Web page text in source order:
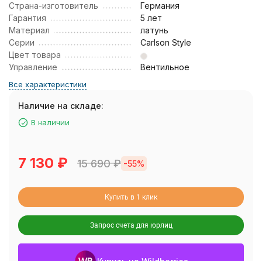
Страна-изготовитель
Германия
Гарантия
5 лет
Материал
латунь
Серии
Carlson Style
Цвет товара
Управление
Вентильное
Все характеристики
Наличие на складе:
В наличии
7 130 ₽ 15 690₽ -55%
Купить в 1 клик
Запрос счета для юрлиц